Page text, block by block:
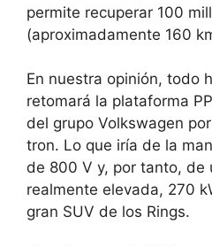
permite recuperar 100
(aproximadamente 160
En nuestra opinión, todo
retomará la plataforma
del grupo Volkswagen
tron. Lo que iría de la
de 800 V y, por tanto, de
realmente elevada, 270
gran SUV de los Rings.